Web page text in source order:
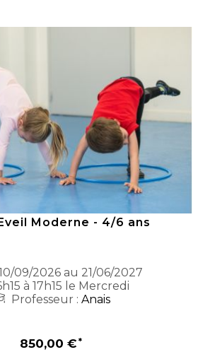
Moderne - 4/6 ans
09/2026 au 21/06/2027
à 17h15 le Mercredi
Professeur : Anais
850,00 €